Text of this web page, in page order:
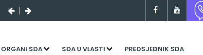
ORGANI SDA SDA U VLASTI PREDSJEDNIK SDA